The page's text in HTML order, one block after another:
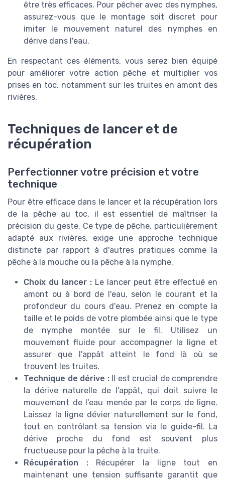
être très efficaces. Pour pêcher avec des nymphes,
assurez-vous que le montage soit discret pour
imiter le mouvement naturel des nymphes en
dérive dans l'eau.
En respectant ces éléments, vous serez bien équipé
pour améliorer votre action pêche et multiplier vos
prises en toc, notamment sur les truites en amont des
rivières.
Techniques de lancer et de
récupération
Perfectionner votre précision et votre
technique
Pour être efficace dans le lancer et la récupération lors
de la pêche au toc, il est essentiel de maîtriser la
précision du geste. Ce type de pêche, particulièrement
adapté aux rivières, exige une approche technique
distincte par rapport à d'autres pratiques comme la
pêche à la mouche ou la pêche à la nymphe.
Choix du lancer : Le lancer peut être effectué en
amont ou à bord de l'eau, selon le courant et la
profondeur du cours d'eau. Prenez en compte la
taille et le poids de votre plombée ainsi que le type
de nymphe montée sur le fil. Utilisez un
mouvement fluide pour accompagner la ligne et
assurer que l'appât atteint le fond là où se
trouvent les truites.
Technique de dérive :Il est crucial de comprendre
la dérive naturelle de l'appât, qui doit suivre le
mouvement de l'eau menée par le corps de ligne.
Laissez la ligne dévier naturellement sur le fond,
tout en contrôlant sa tension via le guide-fil. La
dérive proche du fond est souvent plus
fructueuse pour la pêche à la truite.
Récupération :Récupérer la ligne tout en
maintenant une tension suffisante garantit que